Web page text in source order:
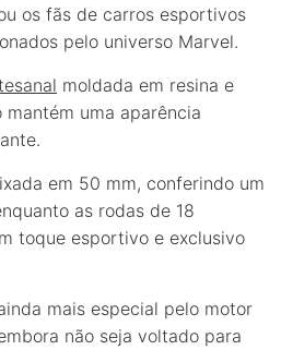
os fãs de carros esportivos
pelo universo Marvel.
moldada em resina e
uma aparência
em 50 mm, conferindo um
as rodas de 18
toque esportivo e exclusivo
mais especial pelo motor
não seja voltado para